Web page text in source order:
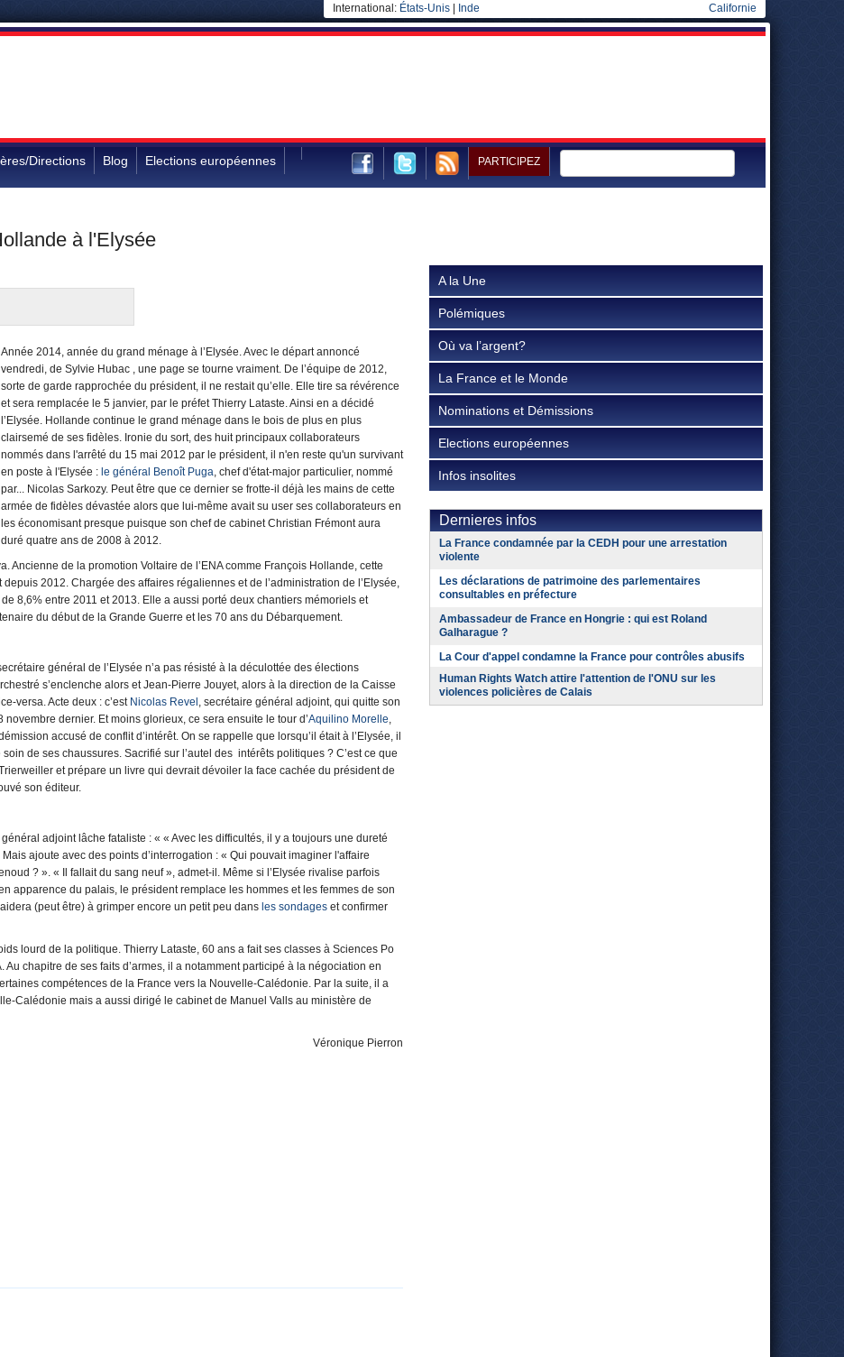
International: États-Unis Inde Californie
Directions Blog Elections européennes PARTICIPEZ
à l'Elysée
Année 2014, année du grand ménage à l’Elysée. Avec le départ annoncé
vendredi, de Sylvie Hubac , une page se tourne vraiment. De l’équipe de 2012,
sorte de garde rapprochée du président, il ne restait qu’elle. Elle tire sa révérence
et sera remplacée le 5 janvier, par le préfet Thierry Lataste. Ainsi en a décidé
l’Elysée. Hollande continue le grand ménage dans le bois de plus en plus
clairsemé de ses fidèles. Ironie du sort, des huit principaux collaborateurs
nommés dans l'arrêté du 15 mai 2012 par le président, il n'en reste qu'un survivant
en poste à l'Elysée : le général Benoît Puga, chef d'état-major particulier, nommé
par... Nicolas Sarkozy. Peut être que ce dernier se frotte-il déjà les mains de cette
armée de fidèles dévastée alors que lui-même avait su user ses collaborateurs en
les économisant presque puisque son chef de cabinet Christian Frémont aura
duré quatre ans de 2008 à 2012.
Ancienne de la promotion Voltaire de l’ENA comme François Hollande, cette
2012. Chargée des affaires régaliennes et de l’administration de l’Elysée,
8,6% entre 2011 et 2013. Elle a aussi porté deux chantiers mémoriels et
du début de la Grande Guerre et les 70 ans du Débarquement.
général de l’Elysée n’a pas résisté à la déculottée des élections
s’enclenche alors et Jean-Pierre Jouyet, alors à la direction de la Caisse
versa. Acte deux : c’est Nicolas Revel , secrétaire général adjoint, qui quitte son
dernier. Et moins glorieux, ce sera ensuite le tour d’Aquilino Morelle,
accusé de conflit d’intérêt. On se rappelle que lorsqu’il était à l’Elysée, il
de ses chaussures. Sacrifié sur l’autel des intérêts politiques ? C’est ce que
et prépare un livre qui devrait dévoiler la face cachée du président de
son éditeur.
adjoint lâche fataliste : « « Avec les difficultés, il y a toujours une dureté
ajoute avec des points d’interrogation : « Qui pouvait imaginer l'affaire
? ». « Il fallait du sang neuf », admet-il. Même si l’Elysée rivalise parfois
apparence du palais, le président remplace les hommes et les femmes de son
(peut être) à grimper encore un petit peu dans les sondages et confirmer
lourd de la politique. Thierry Lataste, 60 ans a fait ses classes à Sciences Po
chapitre de ses faits d’armes, il a notamment participé à la négociation en
compétences de la France vers la Nouvelle-Calédonie. Par la suite, il a
Calédonie mais a aussi dirigé le cabinet de Manuel Valls au ministère de
Véronique Pierron
A la Une
Polémiques
Où va l’argent?
La France et le Monde
Nominations et Démissions
Elections européennes
Infos insolites
Dernieres infos
La France condamnée par la CEDH pour une arrestation
violente
Les déclarations de patrimoine des parlementaires
consultables en préfecture
Ambassadeur de France en Hongrie : qui est Roland
Galharague ?
La Cour d'appel condamne la France pour contrôles abusifs
Human Rights Watch attire l'attention de l'ONU sur les
violences policières de Calais